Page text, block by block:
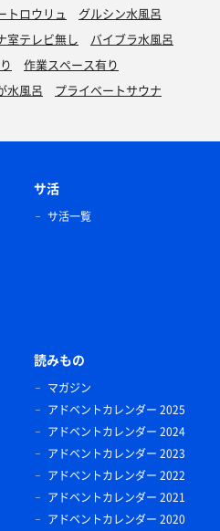
トロウリュ
グルシン水風呂
室テレビ無し
バイブラ水風呂
作業スペース有り
水風呂 プライベートサウナ
サ活
サ活一覧
読みもの
マガジン
アドベントカレンダー 2025
アドベントカレンダー 2024
アドベントカレンダー 2023
アドベントカレンダー 2022
アドベントカレンダー 2021
アドベントカレンダー 2020